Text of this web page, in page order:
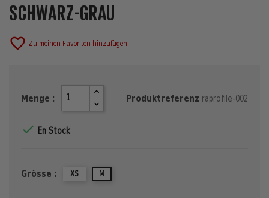
SCHWARZ-GRAU
favorite_border Zu meinen Favoriten hinzufügen
Produktreferenz raprofile-002
Menge :
 En Stock
Grösse : XS M